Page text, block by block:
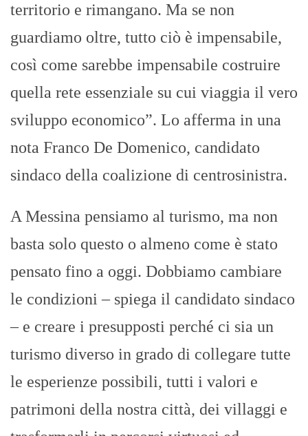
territorio e rimangano. Ma se non
guardiamo oltre, tutto ciò è impensabile,
così come sarebbe impensabile costruire
quella rete essenziale su cui viaggia il vero
sviluppo economico”. Lo afferma in una
nota Franco De Domenico, candidato
sindaco della coalizione di centrosinistra.
A Messina pensiamo al turismo, ma non
basta solo questo o almeno come è stato
pensato fino a oggi. Dobbiamo cambiare
le condizioni – spiega il candidato sindaco
– e creare i presupposti perché ci sia un
turismo diverso in grado di collegare tutte
le esperienze possibili, tutti i valori e
patrimoni della nostra città, dei villaggi e